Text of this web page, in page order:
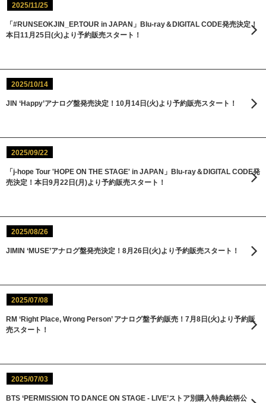
2025/11/25
「#RUNSEOKJIN_EP.TOUR in JAPAN」Blu-ray＆DIGITAL CODE発売決定！
本日11月25日(火)より予約販売スタート！
2025/10/14
JIN ‘Happy’アナログ盤発売決定！10月14日(火)より予約販売スタート！
2025/09/22
「j-hope Tour 'HOPE ON THE STAGE' in JAPAN」Blu-ray＆DIGITAL CODE発
売決定！本日9月22日(月)より予約販売スタート！
2025/08/26
JIMIN ‘MUSE’アナログ盤発売決定！8月26日(火)より予約販売スタート！
2025/07/08
RM ‘Right Place, Wrong Person’ アナログ盤予約販売！7月8日(火)より予約販
売スタート！
2025/07/03
BTS ‘PERMISSION TO DANCE ON STAGE - LIVE’ストア別購入特典絵柄公